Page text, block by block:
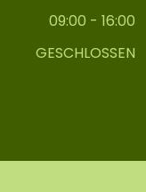
09:00 - 16:00
GESCHLOSSEN